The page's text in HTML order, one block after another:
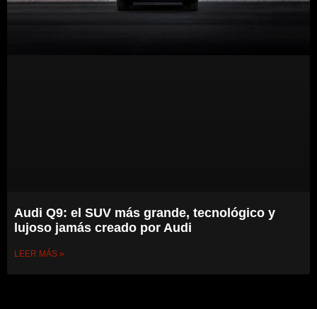
Audi Q9: el SUV más grande, tecnológico y
lujoso jamás creado por Audi
LEER MÁS »